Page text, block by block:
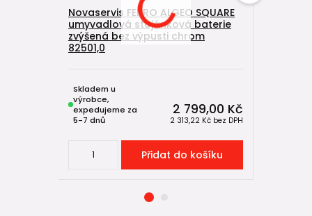
Novaservis FERRO ALGEO SQUARE
umyvadlová stojánková baterie
zvýšená bez výpusti chrom
82501,0
2 799,00 Kč
2 313,22 Kč bez DPH
Skladem u
výrobce,
expedujeme za
5-7 dnů
Přidat do košíku